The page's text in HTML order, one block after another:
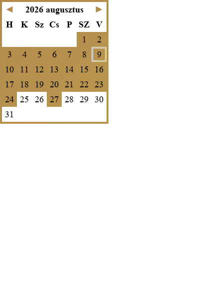
◄ 2026 augusztus
►
H
K Sz Cs P SZ
V
1
2
3
4 5 6 7 8
9
10
11 12 13 14 15
16
17
18 19 20 21 22
23
24 25 26 27 28 29 30
31